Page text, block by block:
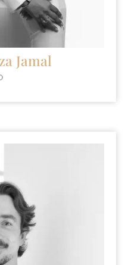
Jamal